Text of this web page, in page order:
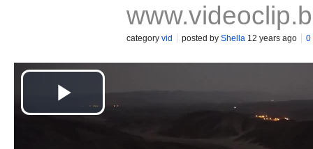
category vid posted by Shella 12 years ago 0